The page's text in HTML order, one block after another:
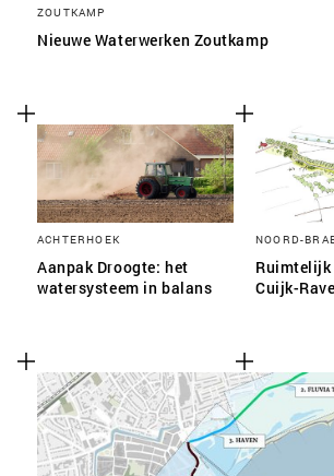
ZOUTKAMP
Nieuwe Waterwerken Zoutkamp
ACHTERHOEK
Aanpak Droogte: het
watersysteem in balans
NOORD-
Cuijk-